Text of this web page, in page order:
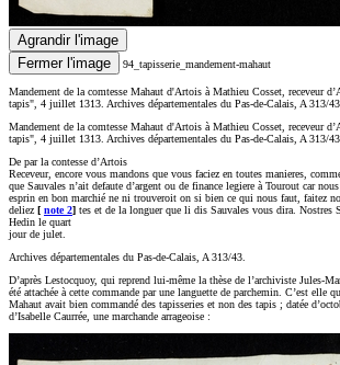
Agrandir l'image
Fermer l'image
94_tapisserie_mandement-mahaut
Mandement de la comtesse Mahaut d'Artois à Mathieu Cosset, receveur
tapis", 4 juillet 1313. Archives départementales du Pas-de-Calais, A 313/43.
Mandement de la comtesse Mahaut d'Artois à Mathieu Cosset, receveur
tapis", 4 juillet 1313. Archives départementales du Pas-de-Calais, A 313/43.
De par la contesse d’Artois
Receveur, encore vous mandons que vous faciez en toutes manieres,
que Sauvales n’ait defaute d’argent ou de finance legiere à Tourout car
esprin en bon marchié ne ni trouveroit on si bien ce qui nous faut, faitez
deliez [ note 2] tes et de la longuer que li dis Sauvales vous dira. Nostres
Hedin le quart
jour de julet.
Archives départementales du Pas-de-Calais, A 313/43.
D’après Lestocquoy, qui reprend lui-même la thèse de l’archiviste Jules-
été attachée à cette commande par une languette de parchemin. C’est elle
Mahaut avait bien commandé des tapisseries et non des tapis ; datée
d’Isabelle Caurrée, une marchande arrageoise :